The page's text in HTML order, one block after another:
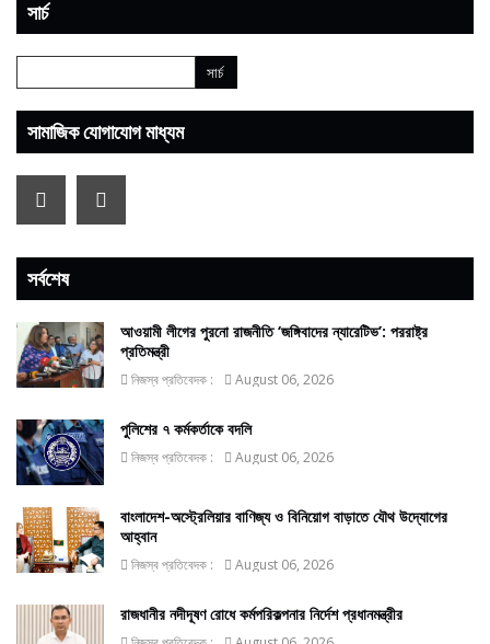
সার্চ
সামাজিক যোগাযোগ মাধ্যম
সর্বশেষ
আওয়ামী লীগের পুরনো রাজনীতি ‘জঙ্গিবাদের ন্যারেটিভ’: পররাষ্ট্র
প্রতিমন্ত্রী
নিজস্ব প্রতিবেদক : August 06, 2026
পুলিশের ৭ কর্মকর্তাকে বদলি
নিজস্ব প্রতিবেদক : August 06, 2026
বাংলাদেশ-অস্ট্রেলিয়ার বাণিজ্য ও বিনিয়োগ বাড়াতে যৌথ উদ্যোগের
আহ্বান
নিজস্ব প্রতিবেদক : August 06, 2026
রাজধানীর নদীদূষণ রোধে কর্মপরিকল্পনার নির্দেশ প্রধানমন্ত্রীর